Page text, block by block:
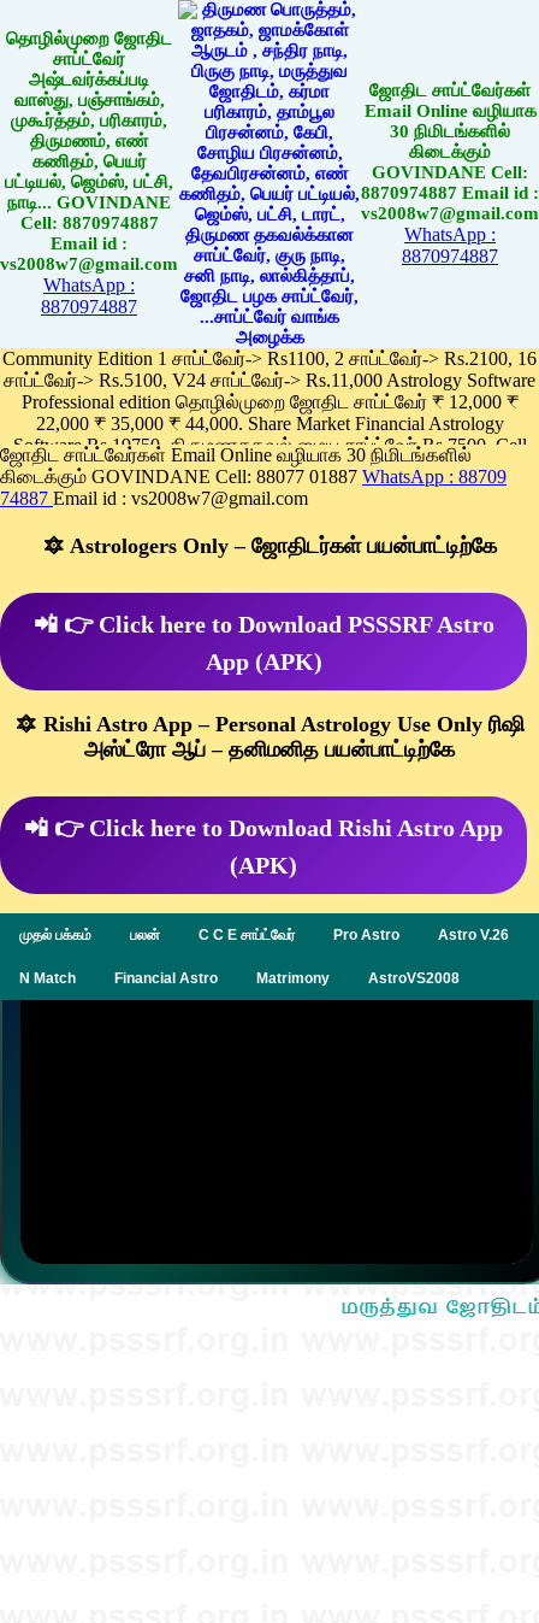
தொழில்முறை ஜோதிட
சாப்ட்வேர்
அஷ்டவர்க்கப்படி
வாஸ்து, பஞ்சாங்கம்,
முகூர்த்தம், பரிகாரம்,
திருமணம், எண்
கணிதம், பெயர்
பட்டியல், ஜெம்ஸ், பட்சி,
நாடி... GOVINDANE
Cell: 8870974887
Email id :
vs2008w7@gmail.com
WhatsApp :
8870974887
ஜோதிட சாப்ட்வேர்கள்
Email Online வழியாக
30 நிமிடங்களில்
கிடைக்கும்
GOVINDANE Cell:
8870974887 Email id :
vs2008w7@gmail.com
WhatsApp :
8870974887
Community Edition 1 சாப்ட்வேர்-> Rs1100, 2 சாப்ட்வேர்-> Rs.2100, 16
சாப்ட்வேர்-> Rs.5100, V24 சாப்ட்வேர்-> Rs.11,000 Astrology Software
Professional edition தொழில்முறை ஜோதிட சாப்ட்வேர் ₹ 12,000 ₹
22,000 ₹ 35,000 ₹ 44,000. Share Market Financial Astrology
Software Rs.19750, திருமணதகவல் மைய சாப்ட்வேர் Rs.7500, Cell
Phone App Rs. 1100
Pay online
ஜோதிட சாப்ட்வேர்கள் Email Online வழியாக 30 நிமிடங்களில்
கிடைக்கும் GOVINDANE Cell: 88077 01887 WhatsApp : 88709
74887 Email id : vs2008w7@gmail.com
🔯 Astrologers Only – ஜோதிடர்கள் பயன்பாட்டிற்கே
📲 👉 Click here to Download PSSSRF Astro
App (APK)
🔯 Rishi Astro App – Personal Astrology Use Only ரிஷி
அஸ்ட்ரோ ஆப் – தனிமனித பயன்பாட்டிற்கே
📲 👉 Click here to Download Rishi Astro App
(APK)
முதல் பக்கம் பலன் C C E சாப்ட்வேர் Pro Astro Astro V.26
N Match Financial Astro Matrimony AstroVS2008